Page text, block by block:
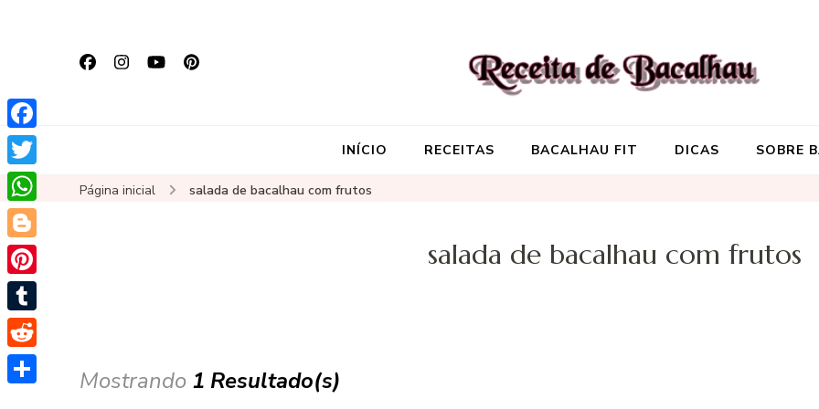
INÍCIO RECEITAS BACALHAU FIT DICAS SOBRE
Página inicial salada de bacalhau com frutos
salada de bacalhau com frutos
Mostrando 1 Resultado(s)
Facebook
Twitter
WhatsApp
Blogger
Pinterest
Tumblr
Reddit